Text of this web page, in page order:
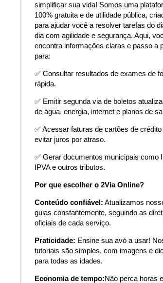
simplificar sua vida! Somos uma
100% gratuita e de utilidade pública,
para ajudar você a resolver tarefas do
dia com agilidade e segurança. Aqui,
encontra informações claras e passo a
para:
✅ Consultar resultados de exames de
rápida.
✅ Emitir segunda via de boletos
de água, energia, internet e planos de
✅ Acessar faturas de cartões de crédito
evitar juros por atraso.
✅ Gerar documentos municipais como
IPVA e outros tributos.
Por que escolher o 2Via Online?
Conteúdo confiável: Atualizamos
guias constantemente, seguindo as
oficiais de cada serviço.
Praticidade: Ensine sua avó a usar!
tutoriais são simples, com imagens e
para todas as idades.
Economia de tempo:Não perca horas